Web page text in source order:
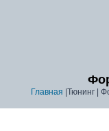
Главная |Тюнинг |